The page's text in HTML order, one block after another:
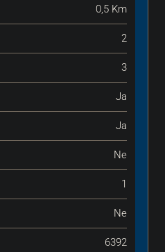
0,5 Km
2
3
Ja
Ja
Ne
1
Ne
6392